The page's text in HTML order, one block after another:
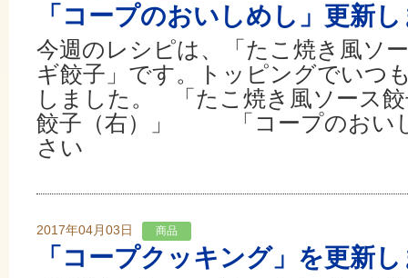
「コープのおいしめし」更新
今週のレシピは、「たこ焼き風ソ
ギ餃子」です。トッピングでいつ
しました。 「たこ焼き風ソース
餃子（右）」 「コープのおい
さい
2017年04月03日 商品
「コープクッキング」を更新